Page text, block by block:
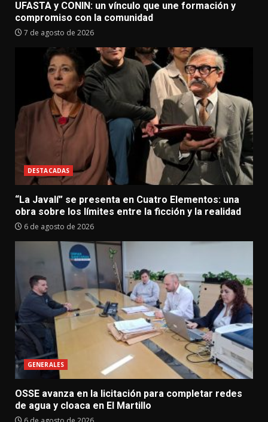
UFASTA y CONIN: un vínculo que une formación y
compromiso con la comunidad
7 de agosto de 2026
DESTACADAS
“La Javalí” se presenta en Cuatro Elementos: una
obra sobre los límites entre la ficción y la realidad
6 de agosto de 2026
GENERALES
OSSE avanza en la licitación para completar redes
de agua y cloaca en El Martillo